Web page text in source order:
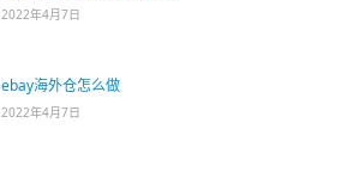
2022年4月7日
ebay海外仓怎么做
2022年4月7日